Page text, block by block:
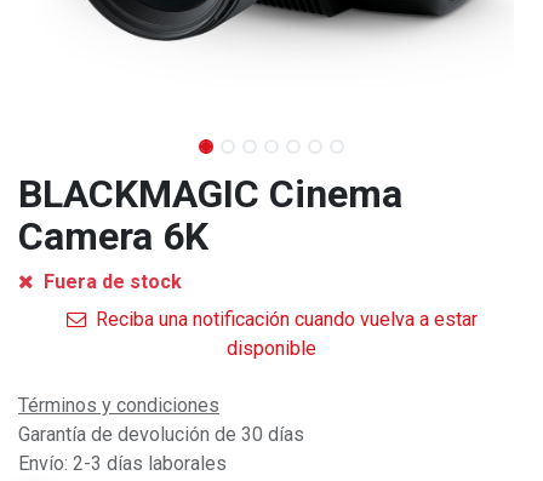
BLACKMAGIC Cinema
Camera 6K
Fuera de stock
Reciba una notificación cuando vuelva a estar
disponible
Términos y condiciones
Garantía de devolución de 30 días
Envío: 2-3 días laborales